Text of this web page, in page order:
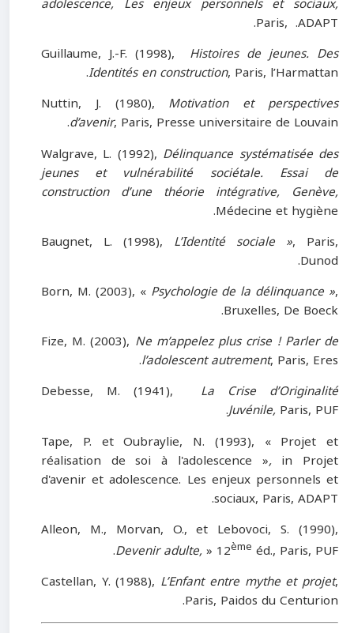
Paris, .ADAPT.
Guillaume, J.-F. (1998), Histoires de jeunes. Des
Identités en construction, Paris, l’Harmattan.
Nuttin, J. (1980), Motivation et perspectives
d’avenir, Paris, Presse universitaire de Louvain.
Walgrave, L. (1992), Délinquance systématisée des
jeunes et vulnérabilité sociétale. Essai de
construction d’une théorie intégrative, Genève,
Médecine et hygiène.
Baugnet, L. (1998), L’Identité sociale », Paris,
Dunod.
Born, M. (2003), « Psychologie de la délinquance »,
Bruxelles, De Boeck.
Fize, M. (2003), Ne m’appelez plus crise ! Parler de
l’adolescent autrement, Paris, Eres.
Debesse, M. (1941), La Crised’Originalité
Juvénile, Paris, PUF.
Tape, P. et Oubraylie, N. (1993), « Projet et
réalisation de soi à l'adolescence », in Projet
d'avenir et adolescence. Les enjeux personnels et
sociaux, Paris, ADAPT.
Alleon, M., Morvan, O., et Lebovoci, S. (1990),
Devenir adulte,» 12ème éd., Paris, PUF.
Castellan, Y. (1988), L’Enfant entre mythe et projet,
Paris, Paidos du Centurion.